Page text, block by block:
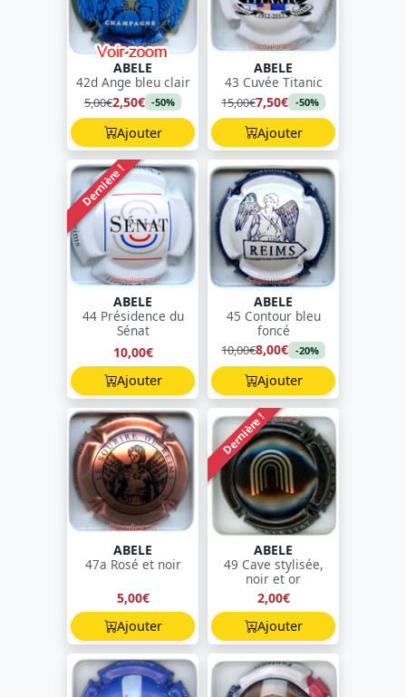
ABELE
42d Ange bleu clair
5,00€2,50€ -50%
Ajouter
ABELE
43 Cuvée Titanic
15,00€7,50€ -50%
Ajouter
Dernière !
ABELE
44 Présidence du
Sénat
10,00€
Ajouter
ABELE
45 Contour bleu
foncé
10,00€8,00€ -20%
Ajouter
ABELE
47a Rosé et noir
5,00€
Ajouter
Dernière !
ABELE
49 Cave stylisée,
noir et or
2,00€
Ajouter